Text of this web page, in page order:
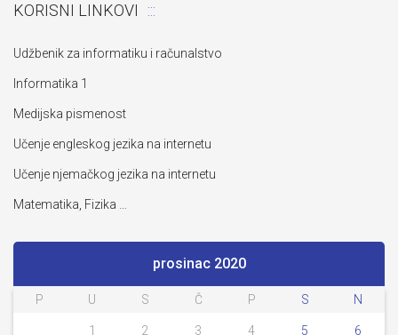
KORISNI LINKOVI
Udžbenik za informatiku i računalstvo
Informatika 1
Medijska pismenost
Učenje engleskog jezika na internetu
Učenje njemačkog jezika na internetu
Matematika, Fizika …
prosinac 2020
P U S Č P S N
1 2 3 4 5 6